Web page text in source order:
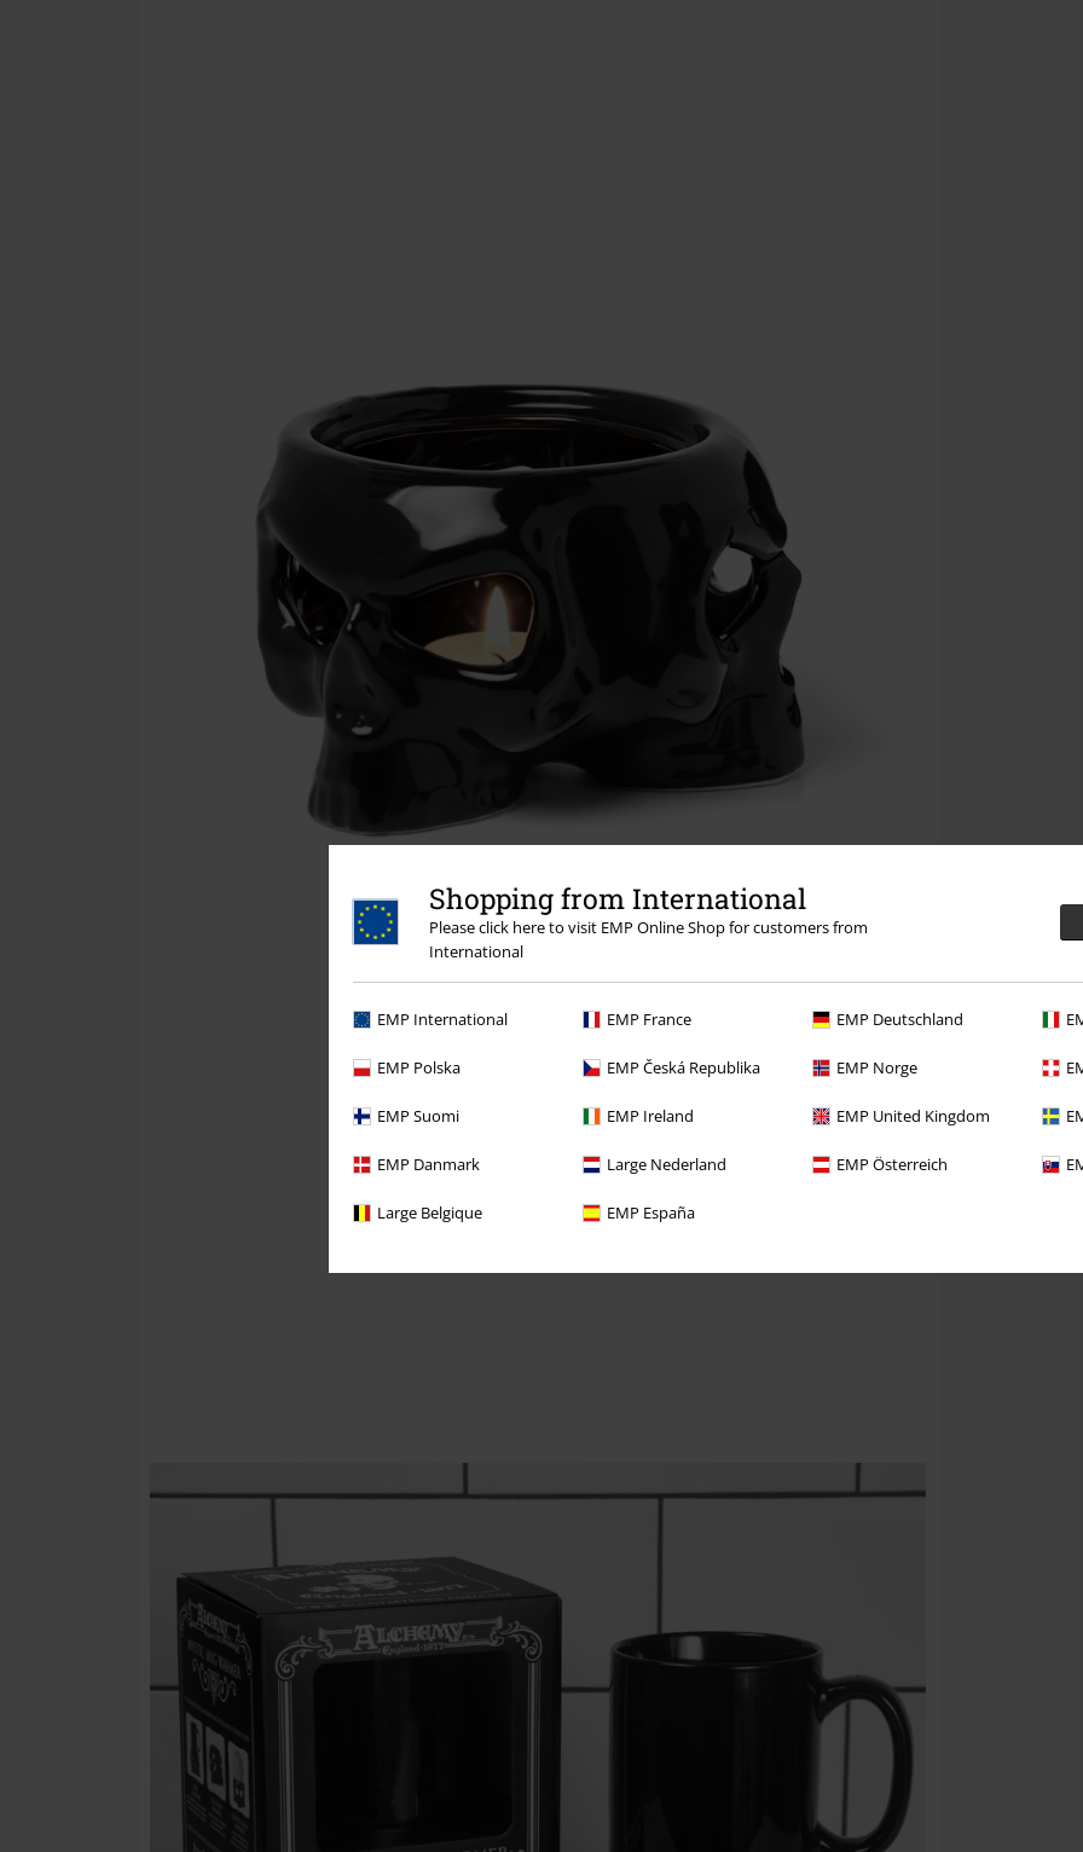
Shopping from International
Please click here to visit EMP Online Shop for customers from
International
EMP International EMP France EMP Deutschland
EMP Polska EMP Česká Republika EMP Norge
EMP Suomi EMP Ireland EMP United Kingdom
EMP Danmark Large Nederland EMP Österreich
Large Belgique EMP España